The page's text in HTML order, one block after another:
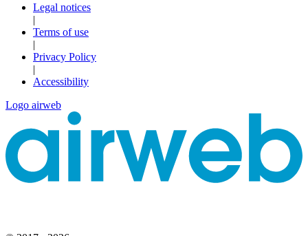
Legal notices
|
Terms of use
|
Privacy Policy
|
Accessibility
Logo airweb